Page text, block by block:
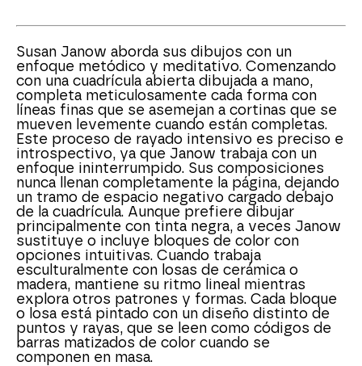
Susan Janow aborda sus dibujos con un
enfoque metódico y meditativo. Comenzando
con una cuadrícula abierta dibujada a mano,
completa meticulosamente cada forma con
líneas finas que se asemejan a cortinas que se
mueven levemente cuando están completas.
Este proceso de rayado intensivo es preciso e
introspectivo, ya que Janow trabaja con un
enfoque ininterrumpido. Sus composiciones
nunca llenan completamente la página, dejando
un tramo de espacio negativo cargado debajo
de la cuadrícula. Aunque prefiere dibujar
principalmente con tinta negra, a veces Janow
sustituye o incluye bloques de color con
opciones intuitivas. Cuando trabaja
esculturalmente con losas de cerámica o
madera, mantiene su ritmo lineal mientras
explora otros patrones y formas. Cada bloque
o losa está pintado con un diseño distinto de
puntos y rayas, que se leen como códigos de
barras matizados de color cuando se
componen en masa.